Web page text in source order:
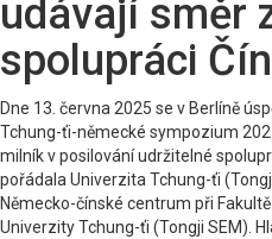
udávají směr
spolupráci
Dne 13. června 2025 se v Berlíně
Tchung-ťi-německé sympozium
milník v posilování udržitelné
pořádala Univerzita Tchung-ťi
Německo-čínské centrum při
Univerzity Tchung-ťi (Tongji SEM).